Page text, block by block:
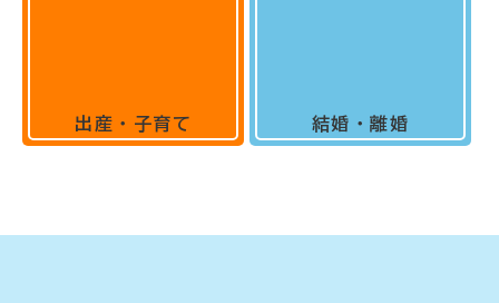
出産・子育て 結婚・離婚